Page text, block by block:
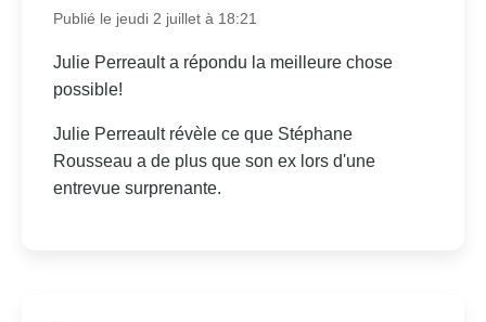
Publié le jeudi 2 juillet à 18:21
Julie Perreault a répondu la meilleure chose
possible!
Julie Perreault révèle ce que Stéphane
Rousseau a de plus que son ex lors d'une
entrevue surprenante.